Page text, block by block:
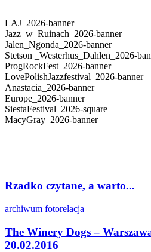
LAJ_2026-banner
Jazz_w_Ruinach_2026-banner
Jalen_Ngonda_2026-banner
Stetson _Westerhus_Dahlen_2026-
ProgRockFest_2026-banner
LovePolishJazzfestival_2026-banner
Anastacia_2026-banner
Europe_2026-banner
SiestaFestival_2026-square
MacyGray_2026-banner
Rzadko czytane, a warto...
archiwum fotorelacja
The Winery Dogs –
20.02.2016